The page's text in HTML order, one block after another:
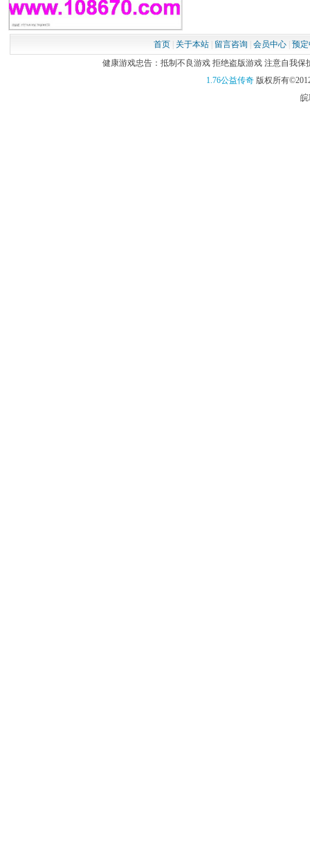
首页| 关于本站| 留言咨询 会员中心| 预
健康游戏忠告：抵制不良游戏 拒绝盗版游戏 注意自我保
1.76公益传奇版权所有
皖